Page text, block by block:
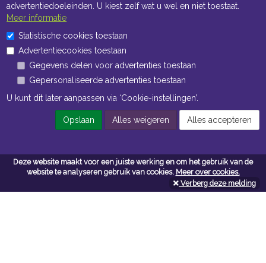
Deze website maakt voor een juiste werking en om het gebruik van de
website te analyseren gebruik van cookies. Meer over cookies.
Verberg deze melding
Openingstijden Kantoor
ma t/m vr 8:30 uur tot 17:00 uur
Openingstijden Magazijn
ma t/m vr 7:00 uur tot 16:30 uur
Navigatie
advertentiedoeleinden. U kiest zelf wat u wel en niet toestaat.
Meer informatie
Statistische cookies toestaan
Advertentiecookies toestaan
Gegevens delen voor advertenties toestaan
Gepersonaliseerde advertenties toestaan
U kunt dit later aanpassen via ‘Cookie-instellingen’.
Opslaan Alles weigeren Alles accepteren